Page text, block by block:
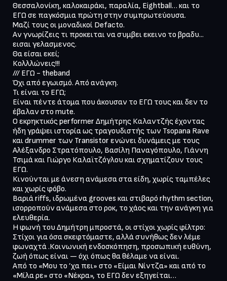
Θεσσαλονίκη, καλοκαιράκι, παραλία, Eightball… και το
ΕΓΩ σε παγκόσμια πρώτη στην συμπρωτεύουσα.
Μαζί τους οι μοναδικοί Defacto.
Αν γνωρίζεις τι προκειται να συμβει εκεινο το βραδυ...
εισαι γελασμενος.
Θα είσαι εκεί;
Κολλλώνεις!!!
/// ΕΓΩ - theband
Όχι από εγωισμό. Από ανάγκη.
Τι είναι το ΕΓΩ;
Είναι πέντε άτομα που άκουσαν το ΕΓΩ τους και δεν το
έβαλαν στο mute.
Ο εκρηκτικός performer Δημήτρης Καλαντζής έχοντας
ήδη γράψει ιστορία ως τραγουδιστής των Tsopana Rave
και drummer των Transistor ενώνει δυνάμεις με τους
Αλέξανδρο Στρατόπουλο, Βασίλη Παναγόπουλο, Γιάννη
Τσιμά και Γιώργο Καλαϊτζόγλου και σχηματίζουν τους
ΕΓΩ.
Κινούνται με άνεση ανάμεσα στα είδη, χωρίς ταμπέλες
και χωρίς φόβο.
Βαριά riffs, ιδρωμένα grooves και στιβαρό rhythm section,
ισορροπούν ανάμεσα στο ροκ, το χάος και την ανάγκη για
ελευθερία.
Η φωνή του Δημήτρη μπροστά, οι στίχοι χωρίς φίλτρο:
Στίχοι για όσα σκεφτόμαστε, αλλά συνήθως δεν λέμε
φωναχτά .Κοινωνική ενδοσκόπηση, προσωπική ευθύνη,
ζωή όπως είναι — όχι όπως θα θέλαμε να είναι.
Από το «Μου το ’χα πει» στο «Είμαι Νίντζα» και από το
«Μίλα ρε» στο «Νέκρα», το ΕΓΩ δεν εξηγείται…